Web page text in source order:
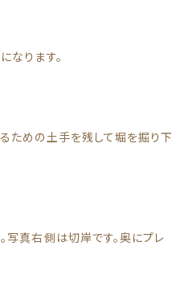
なります。
ための土手を残して堀を掘り下
写真右側は切岸です。奥にプレ